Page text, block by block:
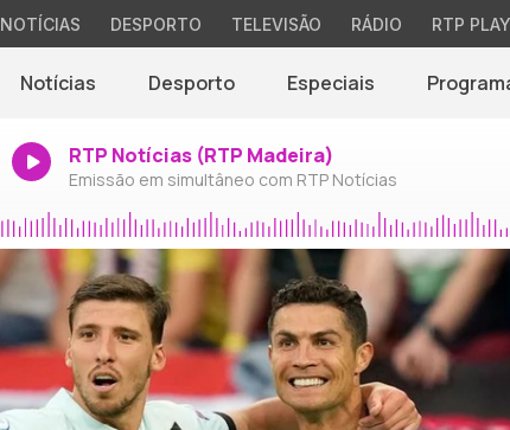
NOTÍCIAS DESPORTO TELEVISÃO RÁDIO RTP PLAY
Notícias Desporto Especiais
RTP Notícias (RTP Madeira)
Emissão em simultâneo com RTP Notícias